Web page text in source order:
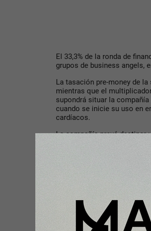
El 33,3% de la ronda de
grupos de business angels,
La tasación pre-money de
mientras que el
supondrá situar la
cuando se inicie su uso en
cardíacos.
La compañía prevé destinar
6,04 millones. Asimismo, el
esperado para 2021 será
conseguir el breakeven